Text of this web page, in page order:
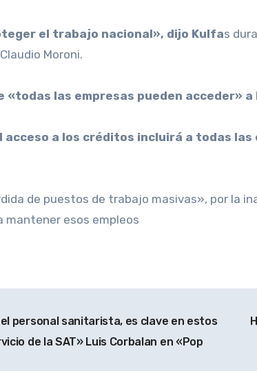
el trabajo nacional», dijo Kulfas
Moroni.
«todas las empresas pueden acceder» a
acceso a los créditos incluirá a todas
de puestos de trabajo masivas», por la
mantener esos empleos
personal sanitarista, es clave en estos
de la SAT» Luis Corbalan en «Pop